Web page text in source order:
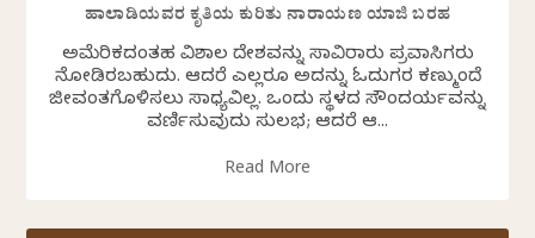
ಹಾಲಾಡಿಯವರ ಕೃತಿಯ ಕುರಿತು ನಾರಾಯಣ ಯಾಜಿ ಬರಹ
ಅಮೆರಿಕದಂತಹ ವಿಶಾಲ ದೇಶವನ್ನು ಸಾವಿರಾರು ಪ್ರವಾಸಿಗರು
ನೋಡಿರಬಹುದು. ಆದರೆ ಎಲ್ಲರೂ ಅದನ್ನು ಓದುಗರ ಕಣ್ಮುಂದೆ
ಜೀವಂತಗೊಳಿಸಲು ಸಾಧ್ಯವಿಲ್ಲ. ಒಂದು ಸ್ಥಳದ ಸೌಂದರ್ಯವನ್ನು
ವರ್ಣಿಸುವುದು ಸುಲಭ; ಆದರೆ ಆ...
Read More